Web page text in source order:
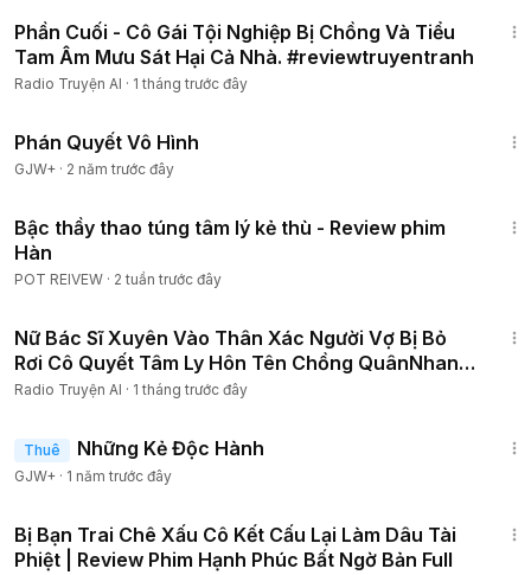
Phần Cuối - Cô Gái Tội Nghiệp Bị Chồng Và Tiểu
Tam Âm Mưu Sát Hại Cả Nhà. #reviewtruyentranh
Radio Truyện AI · 1 tháng trước đây
Phán Quyết Vô Hình
GJW+ · 2 năm trước đây
Bậc thầy thao túng tâm lý kẻ thù - Review phim
Hàn
POT REIVEW · 2 tuần trước đây
Nữ Bác Sĩ Xuyên Vào Thân Xác Người Vợ Bị Bỏ
Rơi Cô Quyết Tâm Ly Hôn Tên Chồng QuânNhan
Để LàmGiàu P1
Radio Truyện AI · 1 tháng trước đây
Thuê Những Kẻ Độc Hành
GJW+ · 1 năm trước đây
Bị Bạn Trai Chê Xấu Cô Kết Cấu Lại Làm Dâu Tài
Phiệt | Review Phim Hạnh Phúc Bất Ngờ Bản Full